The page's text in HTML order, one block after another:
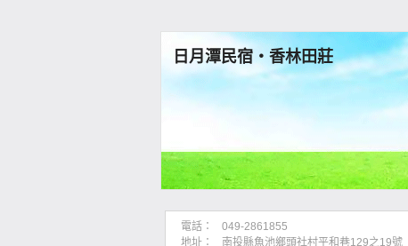
日月潭民宿‧香林田莊
電話：
049-2861855
地址：
南投縣魚池鄉頭社村平和巷129之19號